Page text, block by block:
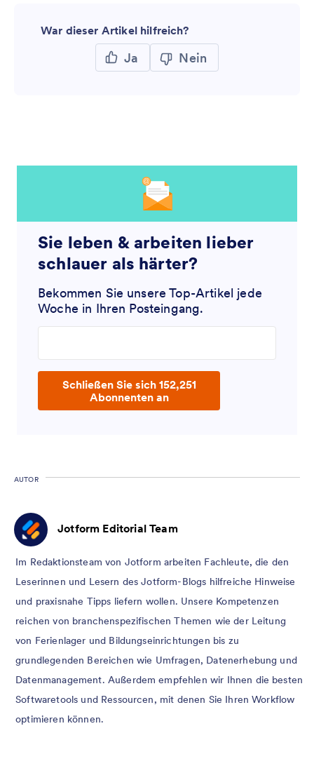
War dieser Artikel hilfreich?
Ja Nein
Sie leben & arbeiten lieber
schlauer als härter?
Bekommen Sie unsere Top-Artikel jede
Woche in Ihren Posteingang.
Schließen Sie sich 152,251
Abonnenten an
AUTOR
Jotform Editorial Team
Im Redaktionsteam von Jotform arbeiten Fachleute, die den
Leserinnen und Lesern des Jotform-Blogs hilfreiche Hinweise
und praxisnahe Tipps liefern wollen. Unsere Kompetenzen
reichen von branchenspezifischen Themen wie der Leitung
von Ferienlager und Bildungseinrichtungen bis zu
grundlegenden Bereichen wie Umfragen, Datenerhebung und
Datenmanagement. Außerdem empfehlen wir Ihnen die besten
Softwaretools und Ressourcen, mit denen Sie Ihren Workflow
optimieren können.